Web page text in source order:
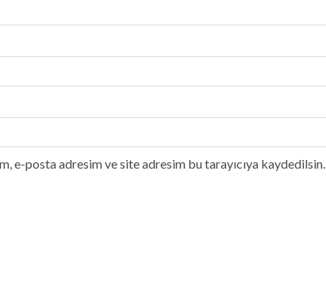
e-posta adresim ve site adresim bu tarayıcıya kaydedilsin.